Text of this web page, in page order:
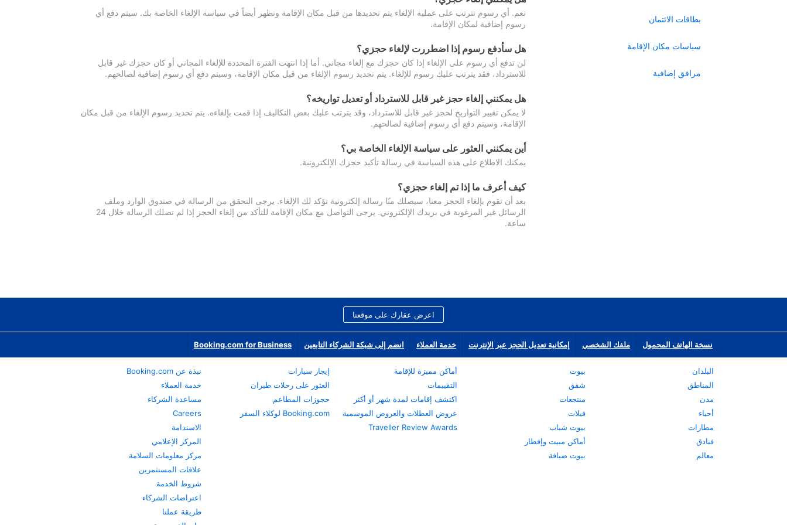
بطاقات الائتمان
سياسات مكان الإقامة
مرافق إضافية
نعم. أي رسوم تترتب على عملية الإلغاء يتم تحديدها من قبل مكان الإقامة وتظهر أيضاً في سياسة الإلغاء الخاصة بك. سيتم دفع أي
رسوم إضافية لمكان الإقامة.
هل سأدفع رسوم إذا اضطررت لإلغاء حجزي؟
لن تدفع أي رسوم على الإلغاء إذا كان حجزك مع إلغاء مجاني. أما إذا انتهت الفترة المحددة للإلغاء المجاني أو كان حجزك غير قابل
للاسترداد، فقد يترتب عليك رسوم للإلغاء. يتم تحديد رسوم الإلغاء من قبل مكان الإقامة، وسيتم دفع أي رسوم إضافية لصالحهم.
هل يمكنني إلغاء حجز غير قابل للاسترداد أو تعديل تواريخه؟
لا يمكن تغيير التواريخ لحجز غير قابل للاسترداد، وقد يترتب عليك بعض التكاليف إذا قمت بإلغاءه. يتم تحديد رسوم الإلغاء من قبل مكان
الإقامة، وسيتم دفع أي رسوم إضافية لصالحهم.
أين يمكنني العثور على سياسة الإلغاء الخاصة بي؟
يمكنك الاطلاع على هذه السياسة في رسالة تأكيد حجزك الإلكترونية.
كيف أعرف ما إذا تم إلغاء حجزي؟
بعد أن تقوم بإلغاء الحجز معنا، سيصلك منّا رسالة إلكترونية تؤكد لك الإلغاء. يرجى التحقق من الرسالة في صندوق الوارد وملف
الرسائل غير المرغوبة في بريدك الإلكتروني. يرجى التواصل مع مكان الإقامة للتأكد من إلغاء الحجز إذا لم تصلك الرسالة خلال 24
ساعة.
اعرض عقارك على موقعنا
نسخة الهاتف المحمول ملفك الشخصي إمكانية تعديل الحجز عبر الإنترنت خدمة العملاء انضم إلى شبكة الشركاء التابعين Booking.com for Business
البلدان
المناطق
مدن
أحياء
مطارات
فنادق
معالم
بيوت
شقق
منتجعات
فيلات
بيوت شباب
أماكن مبيت وإفطار
بيوت ضيافة
أماكن مميزة للإقامة
التقييمات
اكتشف إقامات لمدة شهر أو أكثر
عروض العطلات والعروض الموسمية
Traveller Review Awards
إيجار سيارات
العثور على رحلات طيران
حجوزات المطاعم
Booking.com لوكلاء السفر
نبذة عن Booking.com
خدمة العملاء
مساعدة الشركاء
Careers
الاستدامة
المركز الإعلامي
مركز معلومات السلامة
علاقات المستثمرين
شروط الخدمة
اعتراضات الشركاء
طريقة عملنا